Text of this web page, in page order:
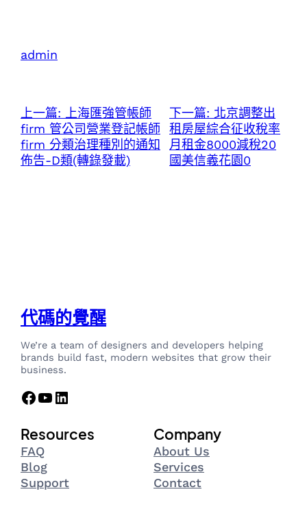
admin
上一篇:
上海匯強管帳師
firm 管公司營業登記帳師
firm 分類治理種別的通知
佈告-D類(轉錄發載)
下一篇: 北京調整出
租房屋綜合征收稅率
月租金8000減稅20
國美信義花園0
代碼的覺醒
We’re a team of designers and developers helping
brands build fast, modern websites that grow their
business.
Facebook YouTube LinkedIn
Resources
FAQ
Blog
Support
Company
About Us
Services
Contact